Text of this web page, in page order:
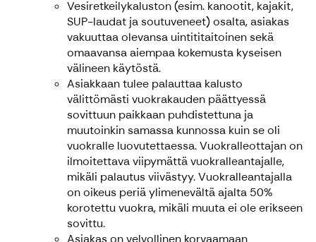
Vesiretkeilykaluston (esim. kanootit, kajakit,
SUP-laudat ja soutuveneet) osalta, asiakas
vakuuttaa olevansa uintititaitoinen sekä
omaavansa aiempaa kokemusta kyseisen
välineen käytöstä.
Asiakkaan tulee palauttaa kalusto
välittömästi vuokrakauden päättyessä
sovittuun paikkaan puhdistettuna ja
muutoinkin samassa kunnossa kuin se oli
vuokralle luovutettaessa. Vuokralleottajan on
ilmoitettava viipymättä vuokralleantajalle,
mikäli palautus viivästyy. Vuokralleantajalla
on oikeus periä ylimenevältä ajalta 50%
korotettu vuokra, mikäli muuta ei ole erikseen
sovittu.
Asiakas on velvollinen korvaamaan